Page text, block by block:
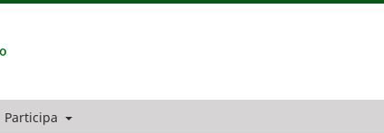
Participa